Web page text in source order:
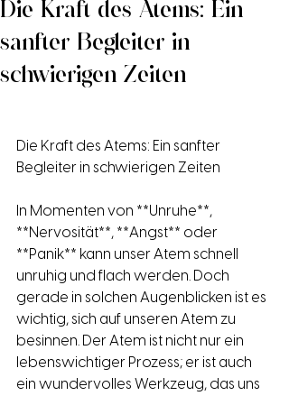
Die Kraft des Atems: Ein
sanfter Begleiter in
schwierigen Zeiten
Die Kraft des Atems: Ein sanfter
Begleiter in schwierigen Zeiten
In Momenten von **Unruhe**,
**Nervosität**, **Angst** oder
**Panik** kann unser Atem schnell
unruhig und flach werden. Doch
gerade in solchen Augenblicken ist es
wichtig, sich auf unseren Atem zu
besinnen. Der Atem ist nicht nur ein
lebenswichtiger Prozess; er ist auch
ein wundervolles Werkzeug, das uns